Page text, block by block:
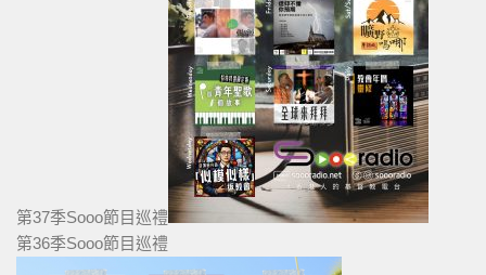
第37季Sooo節目巡禮
第36季Sooo節目巡禮